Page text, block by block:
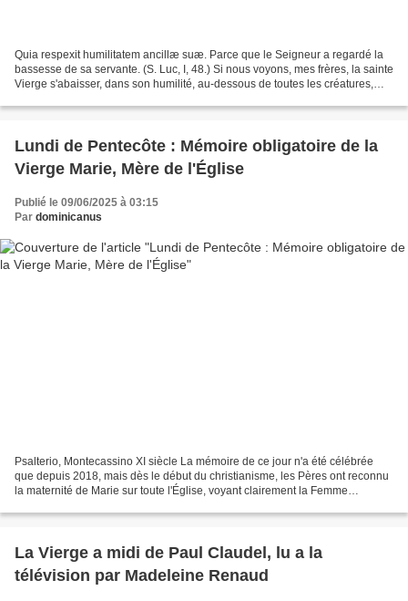
Quia respexit humilitatem ancillæ suæ. Parce que le Seigneur a regardé la
bassesse de sa servante. (S. Luc, I, 48.) Si nous voyons, mes frères, la sainte
Vierge s'abaisser, dans son humilité, au-dessous de toutes les créatures,
Lundi de Pentecôte : Mémoire obligatoire de la
Vierge Marie, Mère de l'Église
Publié le 09/06/2025 à 03:15
Par dominicanus
Psalterio, Montecassino XI siècle La mémoire de ce jour n'a été célébrée
que depuis 2018, mais dès le début du christianisme, les Pères ont reconnu
la maternité de Marie sur toute l'Église, voyant clairement la Femme
La Vierge a midi de Paul Claudel, lu a la
télévision par Madeleine Renaud